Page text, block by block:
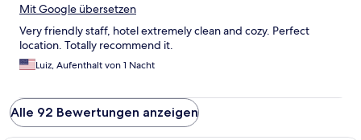
Mit Google übersetzen
Very friendly staff, hotel extremely clean and cozy. Perfect
location. Totally recommend it.
Luiz, Aufenthalt von 1 Nacht
Alle 92 Bewertungen anzeigen